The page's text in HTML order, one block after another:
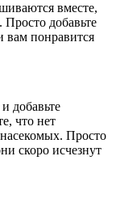
вместе,
добавьте
вам понравится
добавьте
что нет
Просто
скоро исчезнут